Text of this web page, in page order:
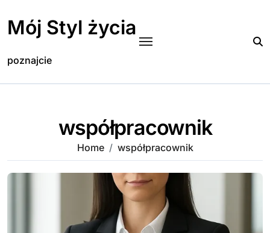
content
Mój Styl życia
poznajcie
współpracownik
Home współpracownik